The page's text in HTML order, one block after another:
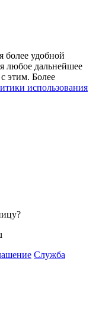
более удобной
любое дальнейшее
этим. Более
использования
Служба